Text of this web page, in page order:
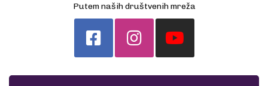
Putem naših društvenih mreža